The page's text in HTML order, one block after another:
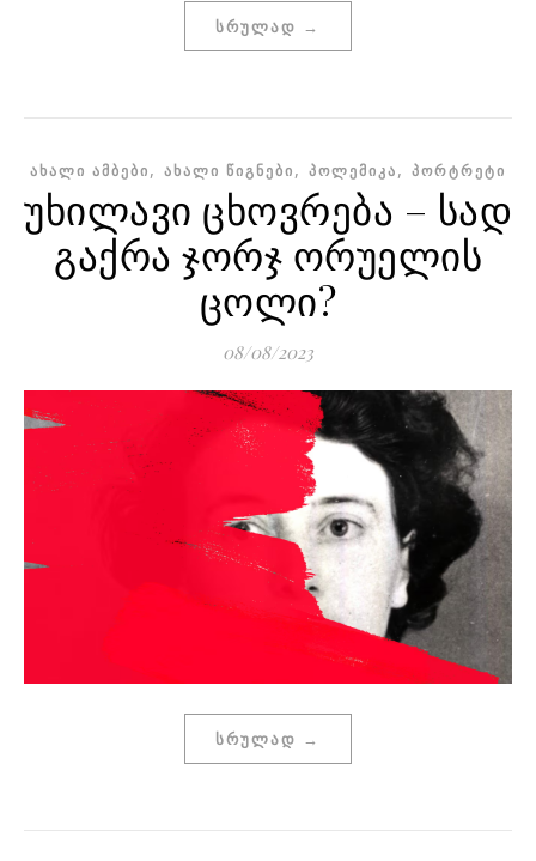
ᲡᲠᲣᲚᲐᲓ →
ᲐᲮᲐᲚᲘ ᲐᲛᲑᲔᲑᲘ, ᲐᲮᲐᲚᲘ ᲬᲘᲒᲜᲔᲑᲘ, ᲞᲝᲚᲔᲛᲘᲙᲐ, ᲞᲝᲠᲢᲠᲔᲢᲘ
უხილავი ცხოვრება – სად
გაქრა ჯორჯ ორუელის
ცოლი?
08/08/2023
ᲡᲠᲣᲚᲐᲓ →